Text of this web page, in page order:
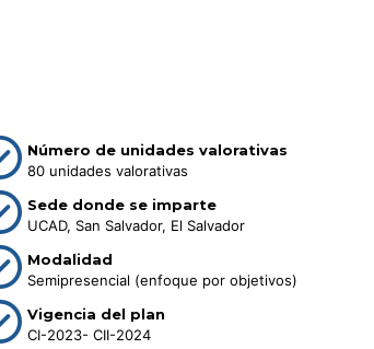
Número de unidades valorativas
80 unidades valorativas
Sede donde se imparte
UCAD, San Salvador, El Salvador
Modalidad
Semipresencial (enfoque por objetivos)
Vigencia del plan
CI-2023- CII-2024